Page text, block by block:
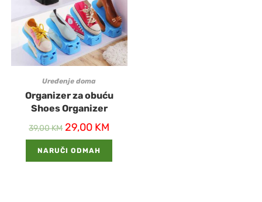
Uređenje doma
Organizer za obuću
Shoes Organizer
39,00KM 29,00 KM
NARUČI ODMAH